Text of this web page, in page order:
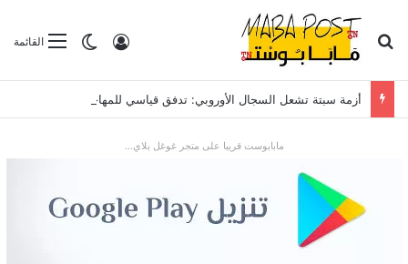
القائمةالوضع
تسجيل الدخول بحث عن
مابابوست قريبا على متجر غوغل بلاي...